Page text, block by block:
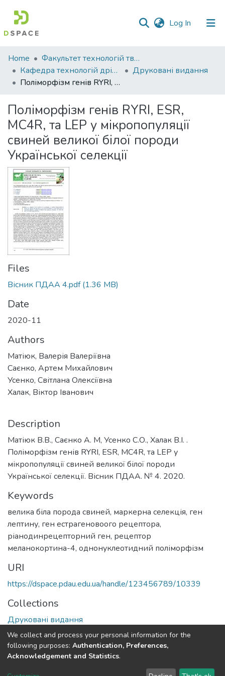
Log In (current)
Communities
&
Collections
Statistics
Home
Факультет технологій тваринництва та продовольства
Кафедра технологій дрібного тваринництва
Друковані видання
Поліморфізм генів RYRI, ESR, MC4R, та LEP у мікропопуляції свиней великої білої породи Української селекції
Поліморфізм генів RYRI, ESR,
MC4R, та LEP у мікропопуляції
свиней великої білої породи
Української селекції
Files
Вісник ПДАА 4.pdf(1.36 MB)
Date
2020-11
Authors
Матіюк, Валерія Валеріївна
Саєнко, Артем Михайлович
Усенко, Світлана Олексіївна
Халак, Віктор Іванович
Description
Матіюк В.В., Саєнко А. М, Усенко С.О., Халак В.І. .
Поліморфізм генів RYRI, ESR, MC4R, та LEP у
мікропопуляції свиней великої білої породи
Української селекції. Вісник ПДАА. № 4. 2020.
Keywords
велика біла порода свиней, маркерна селекція, ген
лептину, ген естрагеновоого рецептора,
ріанодинрецепторний ген, рецептор
меланокортина-4, однонуклеотидний поліморфізм
URI
https://dspace.pdau.edu.ua/handle/123456789/10339
Collections
Друковані видання
Full item page
DSpace software copyright © 2002-2026 LYRASIS
We collect and process your personal information for the
following purposes: Authentication, Preferences,
Acknowledgement and Statistics.